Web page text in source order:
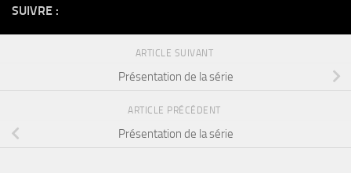
SUIVRE :
ARTICLE SUIVANT
Présentation de la série
ARTICLE PRÉCÉDENT
Présentation de la série